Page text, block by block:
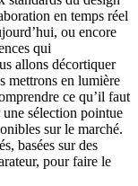
en temps réel
ou encore
qui
allons décortiquer
mettrons en lumière
ce qu’il faut
une sélection pointue
sur le marché.
basées sur des
pour faire le